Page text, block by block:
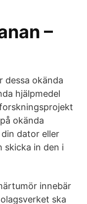
–
dessa okända
hjälpmedel
okända
dator eller
in den i
innebär
ska